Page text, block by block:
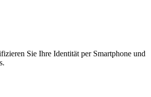
Sie Ihre Identität per Smartphone und